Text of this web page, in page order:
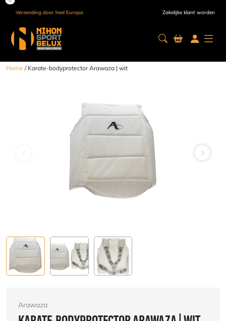
Verzending door heel Europa Zakelijke klant worden
Home / Karate-bodyprotector Arawaza | wit
Arawaza